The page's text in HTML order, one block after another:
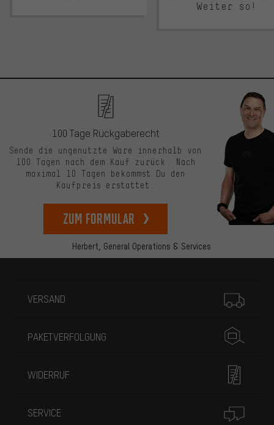
Weiter so!
Herbert, General Operations & Services
100 Tage Rückgaberecht
Sende die ungenutzte Ware innerhalb von
100 Tagen nach dem Kauf zurück. Nach
maximal 10 Tagen bekommst Du den
Kaufpreis erstattet.
zum Formular
VERSAND
PAKETVERFOLGUNG
WIDERRUF
SERVICE